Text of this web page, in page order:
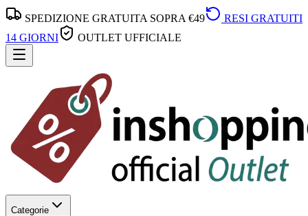
SPEDIZIONE GRATUITA SOPRA €49
RESI GRATUITI
14 GIORNI
OUTLET UFFICIALE
Categorie